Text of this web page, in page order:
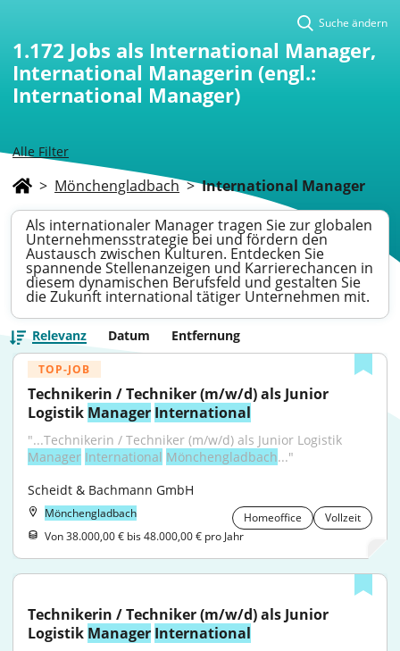
Alle Filter
Suche ändern
1.172 Jobs als International Manager,
International Managerin (engl.:
International Manager)
> Mönchengladbach > International Manager
Als internationaler Manager tragen Sie zur globalen
Unternehmensstrategie bei und fördern den
Austausch zwischen Kulturen. Entdecken Sie
spannende Stellenanzeigen und Karrierechancen in
diesem dynamischen Berufsfeld und gestalten Sie
die Zukunft international tätiger Unternehmen mit.
Relevanz Datum Entfernung
TOP-JOB
Technikerin / Techniker (m/w/d) als Junior
Logistik Manager International
Manager International Mönchengladbach..."
Scheidt & Bachmann GmbH
Mönchengladbach Homeoffice
Vollzeit
Von 38.000,00 € bis 48.000,00 € pro Jahr
Technikerin / Techniker (m/w/d) als Junior
Logistik Manager International